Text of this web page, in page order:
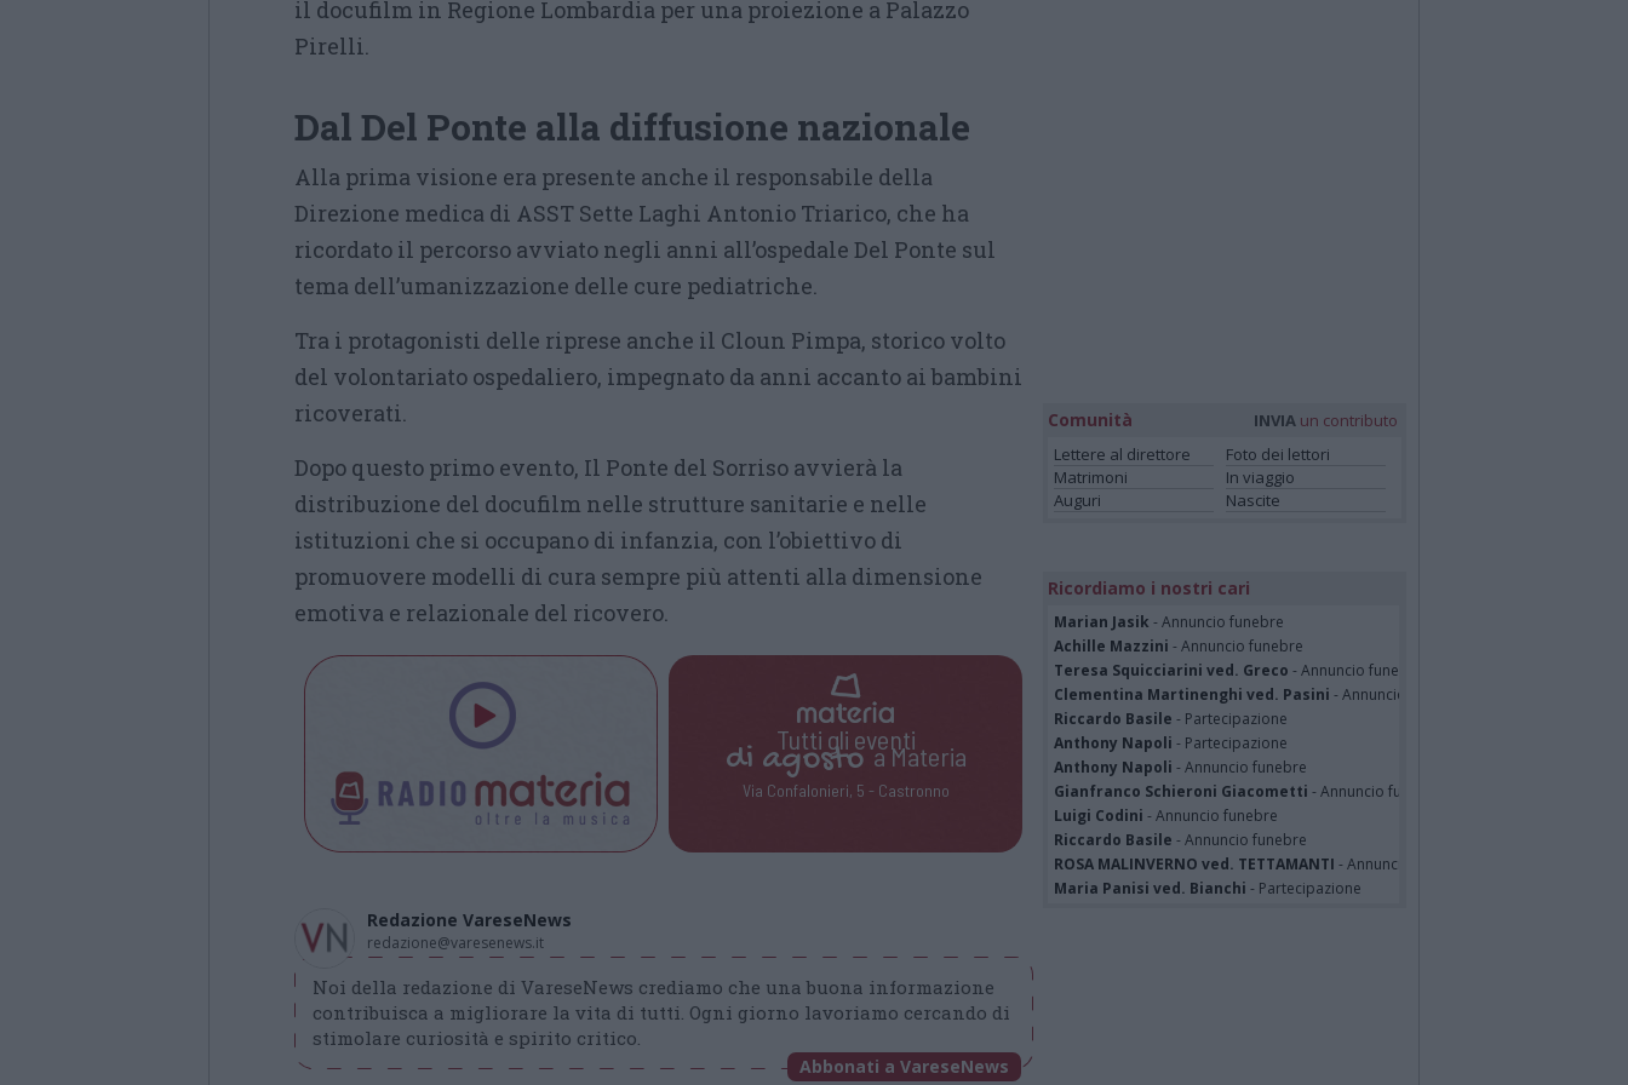
il docufilm in Regione Lombardia per una proiezione a Palazzo
Pirelli.
Dal Del Ponte alla diffusione nazionale
Alla prima visione era presente anche il responsabile della
Direzione medica di ASST Sette Laghi Antonio Triarico, che ha
ricordato il percorso avviato negli anni all’ospedale Del Ponte sul
tema dell’umanizzazione delle cure pediatriche.
Tra i protagonisti delle riprese anche il Cloun Pimpa, storico volto
del volontariato ospedaliero, impegnato da anni accanto ai bambini
ricoverati.
Dopo questo primo evento, Il Ponte del Sorriso avvierà la
distribuzione del docufilm nelle strutture sanitarie e nelle
istituzioni che si occupano di infanzia, con l’obiettivo di
promuovere modelli di cura sempre più attenti alla dimensione
emotiva e relazionale del ricovero.
Tutti gli eventi
di agostoa Materia
Via Confalonieri, 5 - Castronno
Redazione VareseNews
redazione@varesenews.it
Noi della redazione di VareseNews crediamo che una buona informazione
contribuisca a migliorare la vita di tutti. Ogni giorno lavoriamo cercando di
stimolare curiosità e spirito critico.
Abbonati a VareseNews
Comunità INVIA un contributo
Lettere al direttore
Foto dei lettori
Matrimoni
In viaggio
Auguri
Nascite
Ricordiamo i nostri cari
Marian Jasik - Annuncio funebre
Achille Mazzini - Annuncio funebre
Teresa Squicciarini ved. Greco - Annuncio funebre
Clementina Martinenghi ved. Pasini - Annuncio funebre
Riccardo Basile - Partecipazione
Anthony Napoli - Partecipazione
Anthony Napoli - Annuncio funebre
Gianfranco Schieroni Giacometti - Annuncio funebre
Luigi Codini - Annuncio funebre
Riccardo Basile - Annuncio funebre
ROSA MALINVERNO ved. TETTAMANTI - Annuncio funebre
Maria Panisi ved. Bianchi - Partecipazione